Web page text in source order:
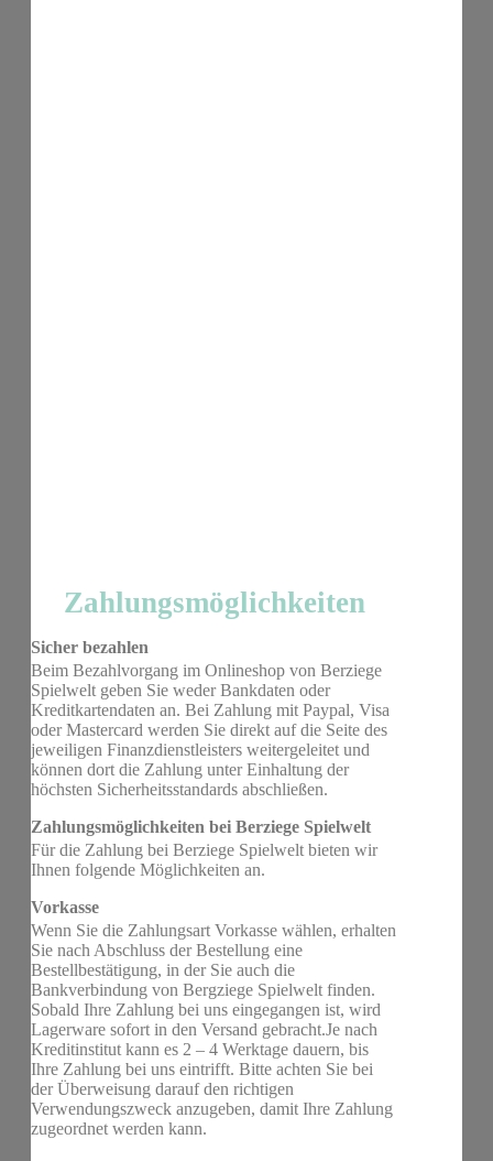
Zahlungsmöglichkeiten
Sicher bezahlen
Beim Bezahlvorgang im Onlineshop von Berziege
Spielwelt geben Sie weder Bankdaten oder
Kreditkartendaten an. Bei Zahlung mit Paypal, Visa
oder Mastercard werden Sie direkt auf die Seite des
jeweiligen Finanzdienstleisters weitergeleitet und
können dort die Zahlung unter Einhaltung der
höchsten Sicherheitsstandards abschließen.
Zahlungsmöglichkeiten bei Berziege Spielwelt
Für die Zahlung bei Berziege Spielwelt bieten wir
Ihnen folgende Möglichkeiten an.
Vorkasse
Wenn Sie die Zahlungsart Vorkasse wählen, erhalten
Sie nach Abschluss der Bestellung eine
Bestellbestätigung, in der Sie auch die
Bankverbindung von Bergziege Spielwelt finden.
Sobald Ihre Zahlung bei uns eingegangen ist, wird
Lagerware sofort in den Versand gebracht.Je nach
Kreditinstitut kann es 2 – 4 Werktage dauern, bis
Ihre Zahlung bei uns eintrifft. Bitte achten Sie bei
der Überweisung darauf den richtigen
Verwendungszweck anzugeben, damit Ihre Zahlung
zugeordnet werden kann.